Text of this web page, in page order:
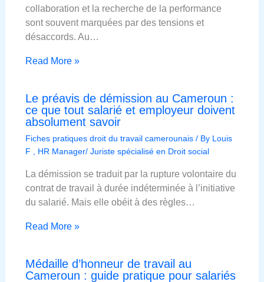
collaboration et la recherche de la performance
sont souvent marquées par des tensions et
désaccords. Au…
Read More »
Le préavis de démission au Cameroun :
ce que tout salarié et employeur doivent
absolument savoir
Fiches pratiques droit du travail camerounais/ By Louis
F , HR Manager/ Juriste spécialisé en Droit social
La démission se traduit par la rupture volontaire du
contrat de travail à durée indéterminée à l’initiative
du salarié. Mais elle obéit à des règles…
Read More »
Médaille d’honneur de travail au
Cameroun : guide pratique pour salariés